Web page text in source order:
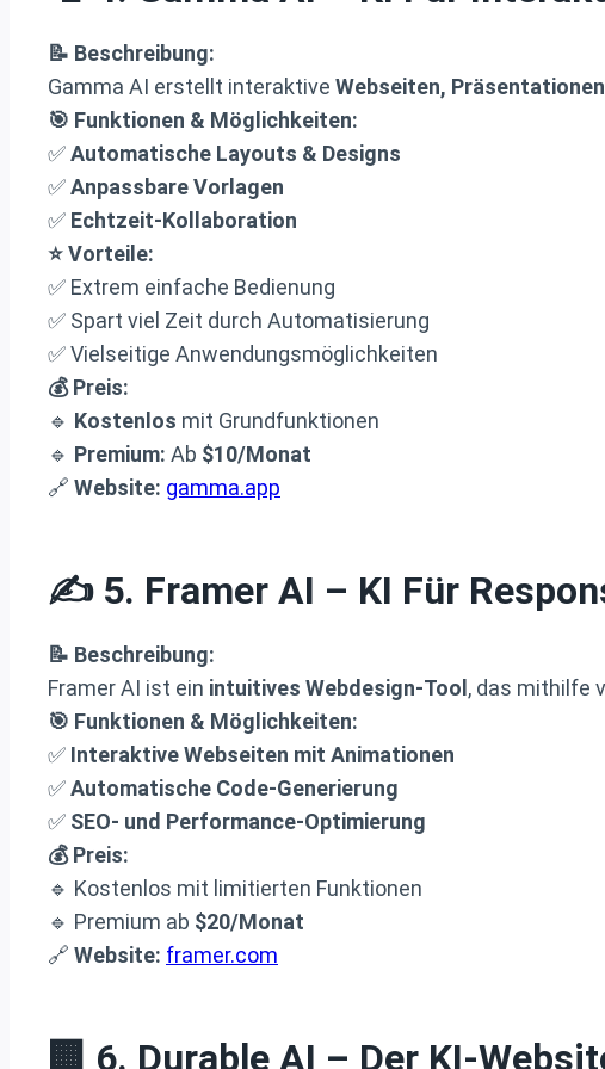
📝 Beschreibung:
Gamma AI erstellt interaktive Webseiten,
🎯 Funktionen & Möglichkeiten:
✅Automatische Layouts & Designs
✅Anpassbare Vorlagen
✅ Echtzeit-Kollaboration
⭐ Vorteile:
✅ Extrem einfache Bedienung
✅ Spart viel Zeit durch Automatisierung
✅ Vielseitige Anwendungsmöglichkeiten
💰 Preis:
🔹 Kostenlos mit Grundfunktionen
🔹 Premium: Ab $10/Monat
🔗 Website: gamma.app
✍️ 5. Framer AI – KI Für
📝 Beschreibung:
Framer AI ist ein intuitives Webdesign-Tool , das mithilfe
🎯 Funktionen & Möglichkeiten:
✅ Interaktive Webseiten mit Animationen
✅Automatische Code-Generierung
✅ SEO- und Performance-Optimierung
💰 Preis:
🔹 Kostenlos mit limitierten Funktionen
🔹 Premium ab $20/Monat
🔗 Website: framer.com
🏢 6. Durable AI – Der KI-